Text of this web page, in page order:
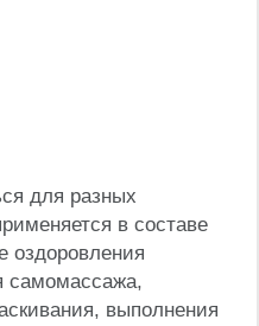
для разных
в составе
оздоровления
самомассажа,
выполнения